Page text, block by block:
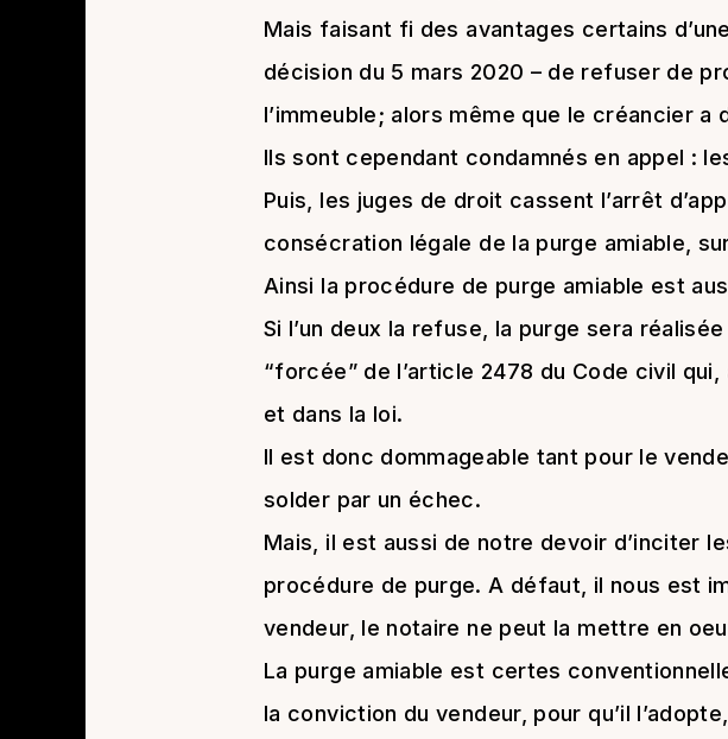
Mais faisant fi des avantages certains
décision du 5 mars 2020 – de refuser de
l’immeuble; alors même que le créancier a
Ils sont cependant condamnés en appel :
Puis, les juges de droit cassent l’arrêt
consécration légale de la purge amiable,
Ainsi la procédure de purge amiable est
Si l’un deux la refuse, la purge sera
“forcée” de l’article 2478 du Code civil
et dans la loi.
Il est donc dommageable tant pour le
solder par un échec.
Mais, il est aussi de notre devoir d’inciter
procédure de purge. A défaut, il nous est
vendeur, le notaire ne peut la mettre en
La purge amiable est certes
la conviction du vendeur, pour qu’il